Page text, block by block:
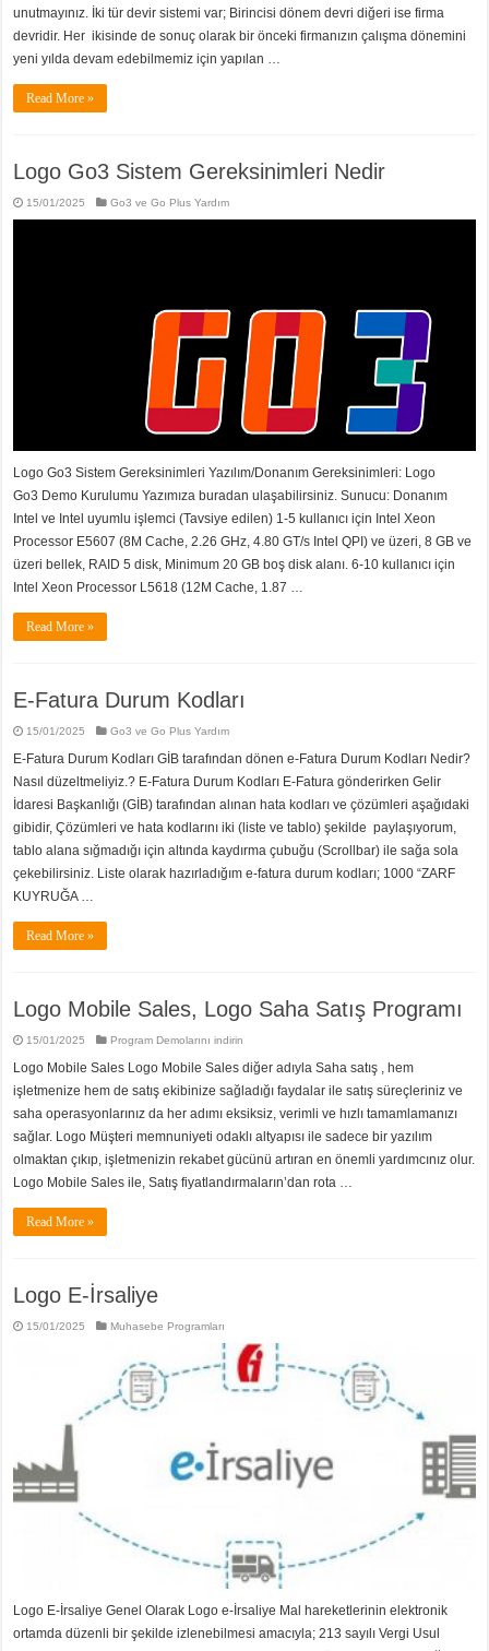
unutmayınız. İki tür devir sistemi var; Birincisi dönem devri diğeri ise firma
devridir. Her ikisinde de sonuç olarak bir önceki firmanızın çalışma dönemini
yeni yılda devam edebilmemiz için yapılan …
Read More »
Logo Go3 Sistem Gereksinimleri Nedir
15/01/2025 Go3 ve Go Plus Yardım
Logo Go3 Sistem Gereksinimleri Yazılım/Donanım Gereksinimleri: Logo
Go3 Demo Kurulumu Yazımıza buradan ulaşabilirsiniz. Sunucu: Donanım
Intel ve Intel uyumlu işlemci (Tavsiye edilen) 1-5 kullanıcı için Intel Xeon
Processor E5607 (8M Cache, 2.26 GHz, 4.80 GT/s Intel QPI) ve üzeri, 8 GB ve
üzeri bellek, RAID 5 disk, Minimum 20 GB boş disk alanı. 6-10 kullanıcı için
Intel Xeon Processor L5618 (12M Cache, 1.87 …
Read More »
E-Fatura Durum Kodları
15/01/2025 Go3 ve Go Plus Yardım
E-Fatura Durum Kodları GİB tarafından dönen e-Fatura Durum Kodları Nedir?
Nasıl düzeltmeliyiz.? E-Fatura Durum Kodları E-Fatura gönderirken Gelir
İdaresi Başkanlığı (GİB) tarafından alınan hata kodları ve çözümleri aşağıdaki
gibidir, Çözümleri ve hata kodlarını iki (liste ve tablo) şekilde paylaşıyorum,
tablo alana sığmadığı için altında kaydırma çubuğu (Scrollbar) ile sağa sola
çekebilirsiniz. Liste olarak hazırladığım e-fatura durum kodları; 1000 “ZARF
KUYRUĞA …
Read More »
Logo Mobile Sales, Logo Saha Satış Programı
15/01/2025 Program Demolarını indirin
Logo Mobile Sales Logo Mobile Sales diğer adıyla Saha satış , hem
işletmenize hem de satış ekibinize sağladığı faydalar ile satış süreçleriniz ve
saha operasyonlarınız da her adımı eksiksiz, verimli ve hızlı tamamlamanızı
sağlar. Logo Müşteri memnuniyeti odaklı altyapısı ile sadece bir yazılım
olmaktan çıkıp, işletmenizin rekabet gücünü artıran en önemli yardımcınız olur.
Logo Mobile Sales ile, Satış fiyatlandırmaların’dan rota …
Read More »
Logo E-İrsaliye
15/01/2025 Muhasebe Programları
Logo E-İrsaliye Genel Olarak Logo e-İrsaliye Mal hareketlerinin elektronik
ortamda düzenli bir şekilde izlenebilmesi amacıyla; 213 sayılı Vergi Usul